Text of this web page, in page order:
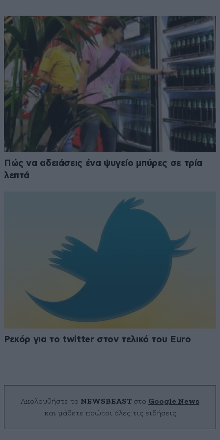
Πώς να αδειάσεις ένα ψυγείο μπύρες σε τρία
λεπτά
Ρεκόρ για το twitter στον τελικό του Euro
Ακολουθήστε το NEWSBEAST στο Google News
και μάθετε πρώτοι όλες τις ειδήσεις